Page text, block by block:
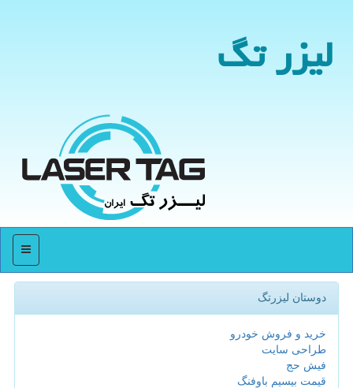
لیزر تگ
منو
دوستان لیزرتگ
خرید و فروش خودرو
طراحی سایت
فیش حج
قیمت بیسیم باوفنگ